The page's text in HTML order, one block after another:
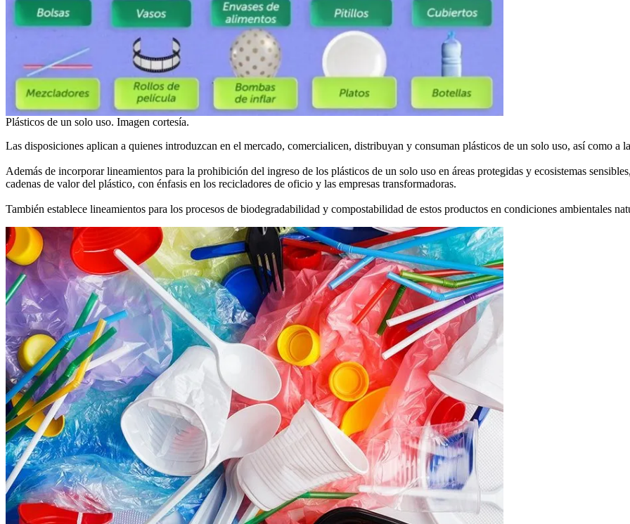
Plásticos de un solo uso. Imagen cortesía.
Las disposiciones aplican a quienes introduzcan en el mercado, comercialicen, distribuyan y consuman plásticos de un solo uso, así como a
Además de incorporar lineamientos para la prohibición del ingreso de los plásticos de un solo uso en áreas protegidas y ecosistemas
cadenas de valor del plástico, con énfasis en los recicladores de oficio y las empresas transformadoras.
También establece lineamientos para los procesos de biodegradabilidad y compostabilidad de estos productos en condiciones ambientales